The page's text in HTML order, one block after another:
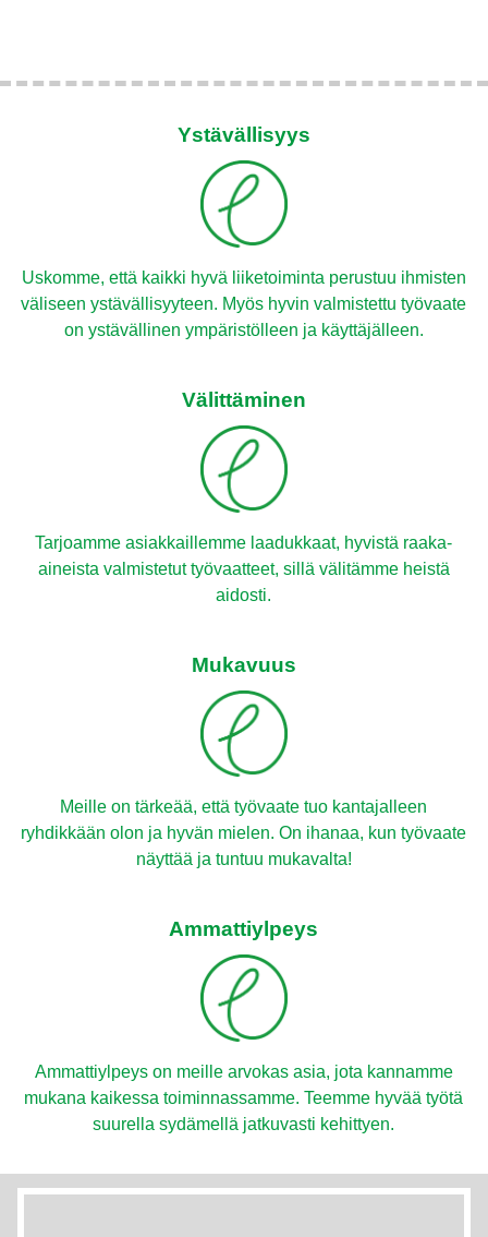
Ystävällisyys
Uskomme, että kaikki hyvä liiketoiminta perustuu ihmisten
väliseen ystävällisyyteen. Myös hyvin valmistettu työvaate
on ystävällinen ympäristölleen ja käyttäjälleen.
Välittäminen
Tarjoamme asiakkaillemme laadukkaat, hyvistä raaka-
aineista valmistetut työvaatteet, sillä välitämme heistä
aidosti.
Mukavuus
Meille on tärkeää, että työvaate tuo kantajalleen
ryhdikkään olon ja hyvän mielen. On ihanaa, kun työvaate
näyttää ja tuntuu mukavalta!
Ammattiylpeys
Ammattiylpeys on meille arvokas asia, jota kannamme
mukana kaikessa toiminnassamme. Teemme hyvää työtä
suurella sydämellä jatkuvasti kehittyen.